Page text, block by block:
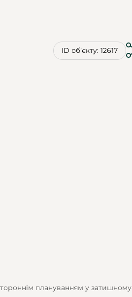
ID обʼєкту: 12617
плануванням у затишному